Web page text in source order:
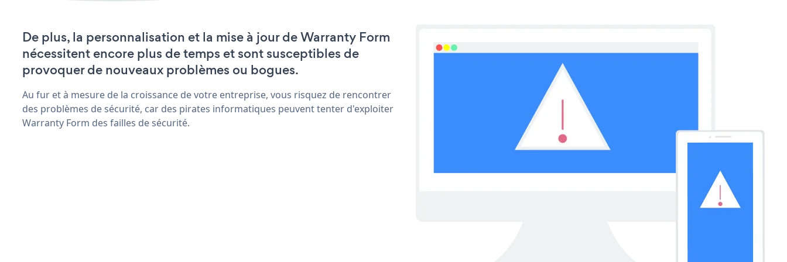
De plus, la personnalisation et la mise à jour de Warranty Form
nécessitent encore plus de temps et sont susceptibles de
provoquer de nouveaux problèmes ou bogues.
Au fur et à mesure de la croissance de votre entreprise, vous risquez de rencontrer
des problèmes de sécurité, car des pirates informatiques peuvent tenter d'exploiter
Warranty Form des failles de sécurité.